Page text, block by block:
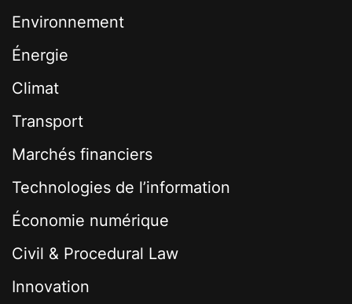
Environnement
Énergie
Climat
Transport
Marchés financiers
Technologies de l’information
Économie numérique
Civil & Procedural Law
Innovation